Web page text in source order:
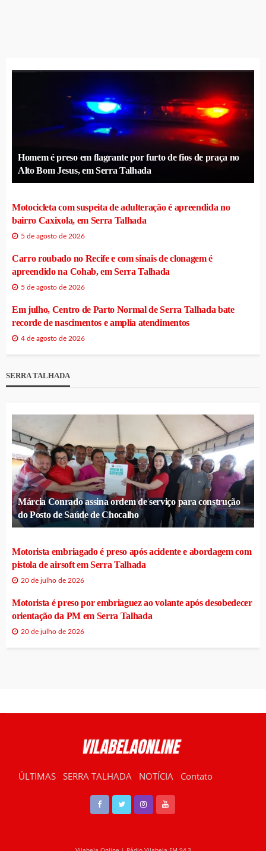
Homem é preso em flagrante por furto de fios de praça no
Alto Bom Jesus, em Serra Talhada
Motocicleta com suspeita de adulteração é apreendida no
bairro Caxixola, em Serra Talhada
5 de agosto de 2026
Carro roubado no Recife e com sinais de clonagem é
apreendido na Cohab, em Serra Talhada
5 de agosto de 2026
Em julho, Centro de Parto Normal de Serra Talhada bate
recorde de nascimentos e amplia atendimentos
4 de agosto de 2026
SERRA TALHADA
Márcia Conrado assina ordem de serviço para construção
do Posto de Saúde de Chocalho
Motorista embriagado é preso após acidente e abordagem com
pistola de airsoft em Serra Talhada
20 de julho de 2026
Motorista é preso por embriaguez ao volante após desobedecer
orientação da PM em Serra Talhada
20 de julho de 2026
ÚLTIMAS SERRA TALHADA NOTÍCIA Contato